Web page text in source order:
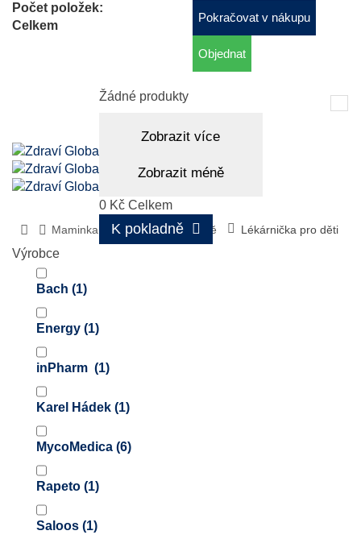
Košík
(prázdný)
Žádné produkty
Zobrazit více
Zobrazit méně
0 Kč Celkem
K pokladně
Počet položek:
Celkem
Pokračovat v nákupu
Objednat
Maminka a dítě Péče o dítě Lékárnička pro děti
Výrobce
Bach (1)
Energy (1)
inPharm (1)
Karel Hádek (1)
MycoMedica (6)
Rapeto (1)
Saloos (1)